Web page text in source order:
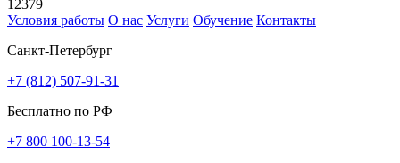
12379
Условия работы О нас Услуги Обучение Контакты
Санкт-Петербург
+7 (812) 507-91-31
Бесплатно по РФ
+7 800 100-13-54